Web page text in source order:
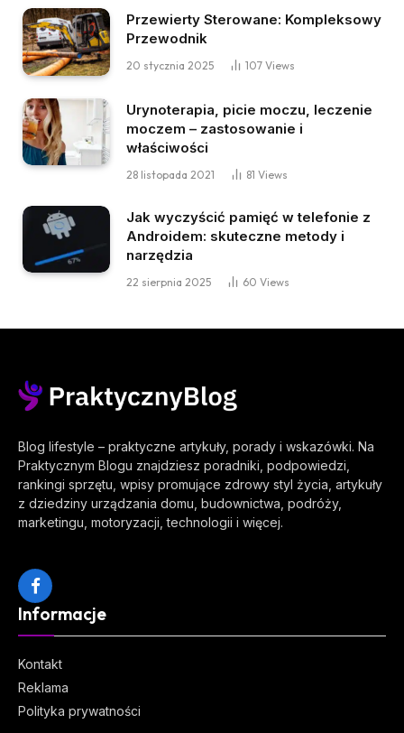
Przewierty Sterowane: Kompleksowy
Przewodnik
20 stycznia 2025 107 Views
Urynoterapia, picie moczu, leczenie
moczem – zastosowanie i
właściwości
28 listopada 2021 81 Views
Jak wyczyścić pamięć w telefonie z
Androidem: skuteczne metody i
narzędzia
22 sierpnia 2025 60 Views
Blog lifestyle – praktyczne artykuły, porady i wskazówki. Na
Praktycznym Blogu znajdziesz poradniki, podpowiedzi,
rankingi sprzętu, wpisy promujące zdrowy styl życia, artykuły
z dziedziny urządzania domu, budownictwa, podróży,
marketingu, motoryzacji, technologii i więcej.
Facebook
Informacje
Kontakt
Reklama
Polityka prywatności